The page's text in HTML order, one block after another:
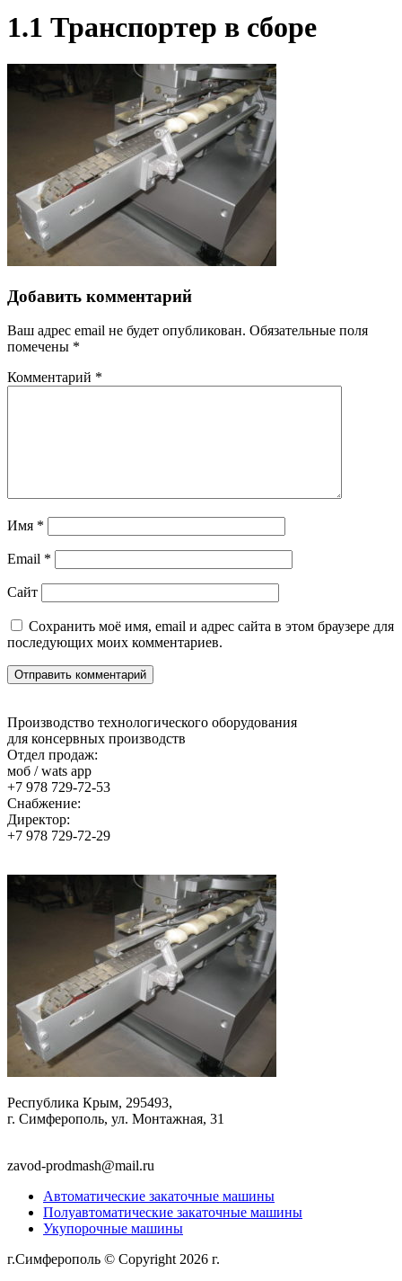
1.1 Транспортер в сборе
Добавить комментарий
Ваш адрес email не будет опубликован. Обязательные поля
помечены *
Комментарий *
Имя *
Email *
Сайт
Сохранить моё имя, email и адрес сайта в этом браузере для
последующих моих комментариев.
Производство технологического оборудования
для консервных производств
Отдел продаж:
моб / wats app
+7 978 729-72-53
Снабжение:
Директор:
+7 978 729-72-29
Республика Крым, 295493,
г. Симферополь, ул. Монтажная, 31
zavod-prodmash@mail.ru
Автоматические закаточные машины
Полуавтоматические закаточные машины
Укупорочные машины
г.Симферополь © Copyright 2026 г.